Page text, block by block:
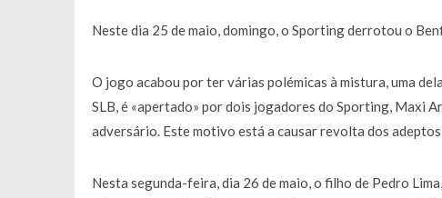
Neste dia 25 de maio, domingo, o Sporting derrotou o
O jogo acabou por ter várias polémicas à mistura, uma
SLB, é «apertado» por dois jogadores do Sporting, Maxi
adversário. Este motivo está a causar revolta dos adeptos
Nesta segunda-feira, dia 26 de maio, o filho de Pedro